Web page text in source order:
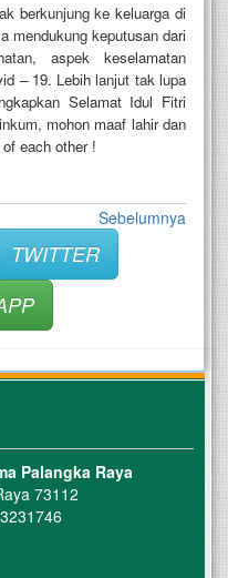
berkunjung ke keluarga di
mendukung keputusan dari
aspek keselamatan
– 19. Lebih lanjut tak lupa
Selamat Idul Fitri
mohon maaf lahir dan
each other !
Sebelumnya
TWITTER
Palangka Raya
73112